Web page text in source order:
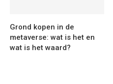
Grond kopen in de
metaverse: wat is het en
wat is het waard?